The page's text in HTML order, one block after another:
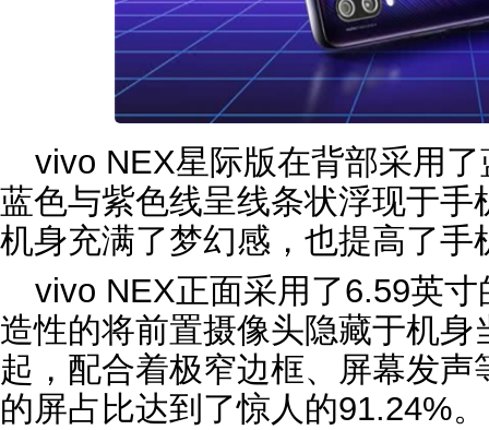
vivo NEX星际版在背部采用
蓝色与紫色线呈线条状浮现于
机身充满了梦幻感，也提高了手
vivo NEX正面采用了6.59英
造性的将前置摄像头隐藏于机
起，配合着极窄边框、屏幕发
的屏占比达到了惊人的91.24%。